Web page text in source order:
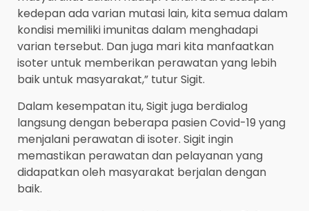
kedepan ada varian mutasi lain, kita semua dalam
kondisi memiliki imunitas dalam menghadapi
varian tersebut. Dan juga mari kita manfaatkan
isoter untuk memberikan perawatan yang lebih
baik untuk masyarakat,” tutur Sigit.
Dalam kesempatan itu, Sigit juga berdialog
langsung dengan beberapa pasien Covid-19 yang
menjalani perawatan di isoter. Sigit ingin
memastikan perawatan dan pelayanan yang
didapatkan oleh masyarakat berjalan dengan
baik.